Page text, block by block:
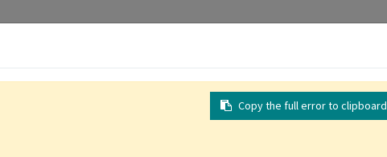
Copy the full error to clipboard